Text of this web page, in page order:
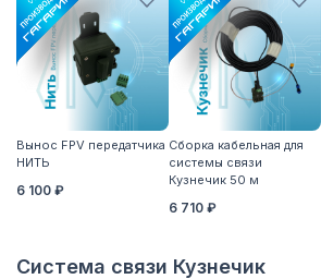
Вынос FPV передатчика
НИТЬ
6 100 ₽
Сборка кабельная для
системы связи
Кузнечик 50 м
6 710 ₽
Система связи Кузнечик